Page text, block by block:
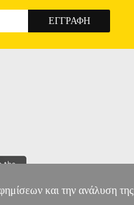
και την ανάλυση της